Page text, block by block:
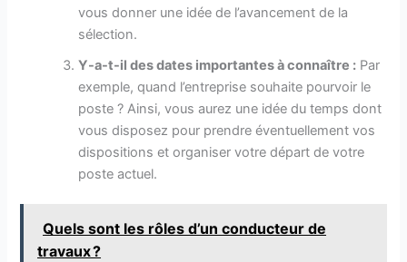
vous donner une idée de l’avancement de la
sélection.
Y-a-t-il des dates importantes à connaître : Par
exemple, quand l’entreprise souhaite pourvoir le
poste ? Ainsi, vous aurez une idée du temps dont
vous disposez pour prendre éventuellement vos
dispositions et organiser votre départ de votre
poste actuel.
Quels sont les rôles d’un conducteur de
travaux ?